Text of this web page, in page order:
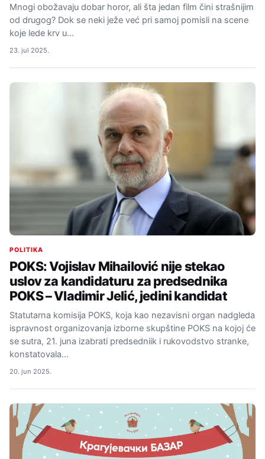
Mnogi obožavaju dobar horor, ali šta jedan film čini strašnijim
od drugog? Dok se neki ježe već pri samoj pomisli na scene
koje lede krv u…
23. jul 2025.
POLITIKA
POKS: Vojislav Mihailović nije stekao
uslov za kandidaturu za predsednika
POKS – Vladimir Jelić, jedini kandidat
Statutarna komisija POKS, koja kao nezavisni organ nadgleda
ispravnost organizovanja izborne skupštine POKS na kojoj će
se sutra, 21. juna izabrati predsedniik i rukovodstvo stranke,
konstatovala…
20. jun 2025.